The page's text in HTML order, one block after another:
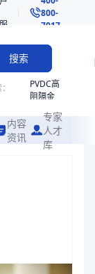
服
800-
7017
搜索
PVDC高
阻隔金
共挤热
收缩袋
221330
内容
资讯
专家
人才
库
冷冻制品包装
肉、加工肉等冷冻